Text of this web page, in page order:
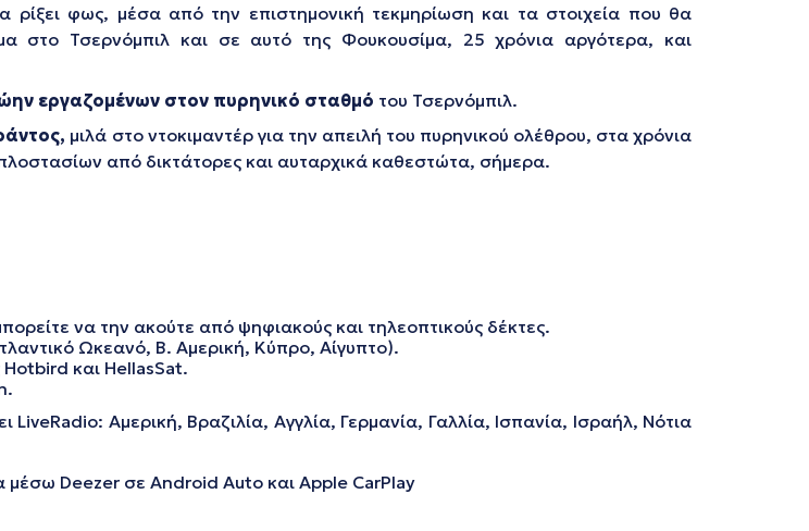
ρίξει φως, μέσα από την επιστημονική τεκμηρίωση και τα στοιχεία που θα
στο Τσερνόμπιλ και σε αυτό της Φουκουσίμα, 25 χρόνια αργότερα, και
εργαζομένων στον πυρηνικό σταθμό του Τσερνόμπιλ.
μιλά στο ντοκιμαντέρ για την απειλή του πυρηνικού ολέθρου, στα χρόνια
από δικτάτορες και αυταρχικά καθεστώτα, σήμερα.
να την ακούτε από ψηφιακούς και τηλεοπτικούς δέκτες.
Ωκεανό, Β. Αμερική, Κύπρο, Αίγυπτο).
και HellasSat.
Αμερική, Βραζιλία, Αγγλία, Γερμανία, Γαλλία, Ισπανία, Ισραήλ, Νότια
μέσω Deezer σε Android Auto και Apple CarPlay